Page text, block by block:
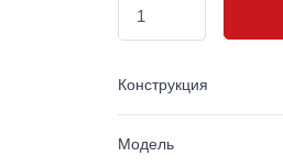
Конструкция
Модель